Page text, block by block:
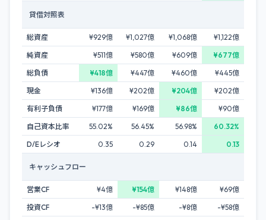
貸借対照表
総資産 ¥929億 ¥1,027億 ¥1,068億
¥1,122億
純資産
¥511億 ¥580億 ¥609億
¥677億
総負債
¥418億 ¥447億 ¥460億
¥445億
現金
¥136億 ¥202億 ¥204億
¥202億
有利子負債
¥177億 ¥169億 ¥86億
¥90億
自己資本比率
55.02% 56.45% 56.98%
60.32%
D/Eレシオ
0.35 0.29 0.14 0.13
キャッシュフロー
営業CF ¥4億 ¥154億 ¥148億
¥69億
投資CF
-¥13億 -¥85億 -¥8億
-¥58億